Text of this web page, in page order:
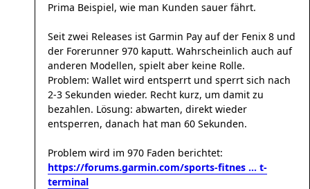
Prima Beispiel, wie man Kunden sauer fährt.
Seit zwei Releases ist Garmin Pay auf der Fenix 8 und
der Forerunner 970 kaputt. Wahrscheinlich auch auf
anderen Modellen, spielt aber keine Rolle.
Problem: Wallet wird entsperrt und sperrt sich nach
2-3 Sekunden wieder. Recht kurz, um damit zu
bezahlen. Lösung: abwarten, direkt wieder
entsperren, danach hat man 60 Sekunden.
Problem wird im 970 Faden berichtet:
https://forums.garmin.com/sports-fitnes ... t-
terminal